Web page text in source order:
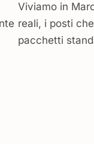
Viviamo in
reali, i posti
pacchetti